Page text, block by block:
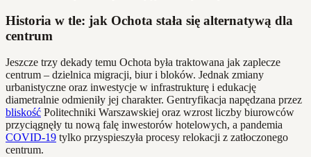
Historia w tle: jak Ochota stała się alternatywą dla
centrum
Jeszcze trzy dekady temu Ochota była traktowana jak zaplecze
centrum – dzielnica migracji, biur i bloków. Jednak zmiany
urbanistyczne oraz inwestycje w infrastrukturę i edukację
diametralnie odmieniły jej charakter. Gentryfikacja napędzana przez
bliskość Politechniki Warszawskiej oraz wzrost liczby biurowców
przyciągnęły tu nową falę inwestorów hotelowych, a pandemia
COVID-19 tylko przyspieszyła procesy relokacji z zatłoczonego
centrum.